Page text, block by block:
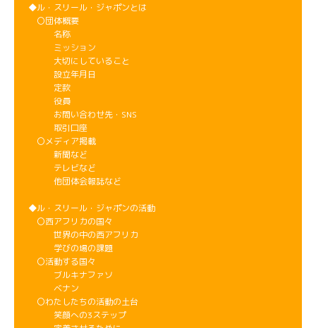
◆ル・スリール・ジャポンとは
〇団体概要
名称
ミッション
大切にしていること
設立年月日
定款
役員
お問い合わせ先・SNS
取引口座
〇メディア掲載
新聞など
テレビなど
他団体会報誌など
◆ル・スリール・ジャポンの活動
〇西アフリカの国々
世界の中の西アフリカ
学びの場の課題
〇活動する国々
ブルキナファソ
ベナン
〇わたしたちの活動の土台
笑顔への3ステップ